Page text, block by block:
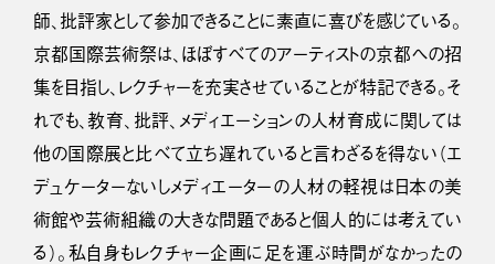
師、批評家として参加できることに素直に喜びを感じている。
京都国際芸術祭は、ほぼすべてのアーティストの京都への招
集を目指し、レクチャーを充実させていることが特記できる。そ
れでも、教育、批評、メディエーションの人材育成に関しては
他の国際展と比べて立ち遅れていると言わざるを得ない（エ
デュケーターないしメディエーターの人材の軽視は日本の美
術館や芸術組織の大きな問題であると個人的には考えてい
る）。私自身もレクチャー企画に足を運ぶ時間がなかったの